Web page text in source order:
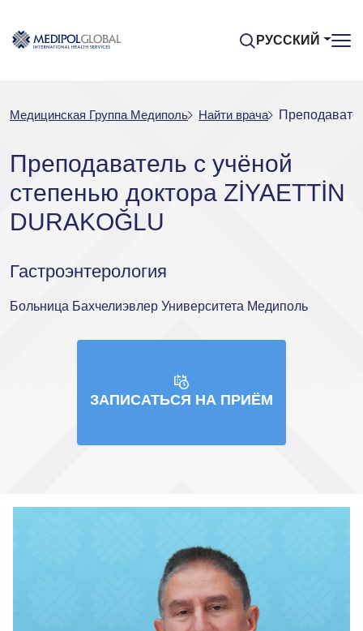
РУССКИЙ
Медицинская Группа Медиполь Найти врача
Преподаватель с учёной
степенью доктора ZİYAETTİN
DURAKOĞLU
Гастроэнтерология
Больница Бахчелиэвлер Университета Медиполь
ЗАПИСАТЬСЯ НА ПРИЁМ